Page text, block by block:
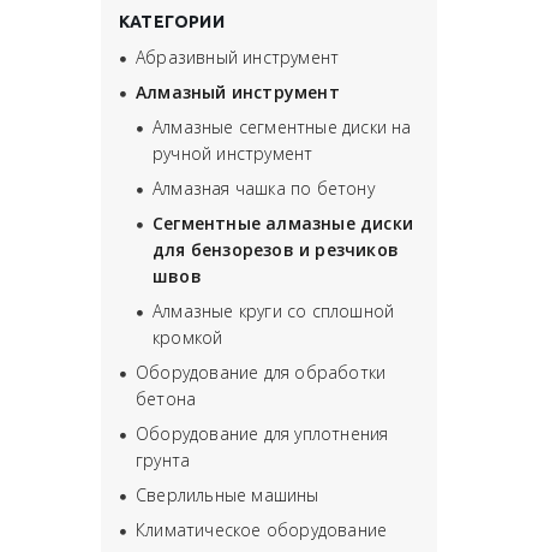
КАТЕГОРИИ
Абразивный инструмент
Алмазный инструмент
Алмазные сегментные диски на
ручной инструмент
Алмазная чашка по бетону
Сегментные алмазные диски
для бензорезов и резчиков
швов
Алмазные круги со сплошной
кромкой
Оборудование для обработки
бетона
Оборудование для уплотнения
грунта
Сверлильные машины
Климатическое оборудование